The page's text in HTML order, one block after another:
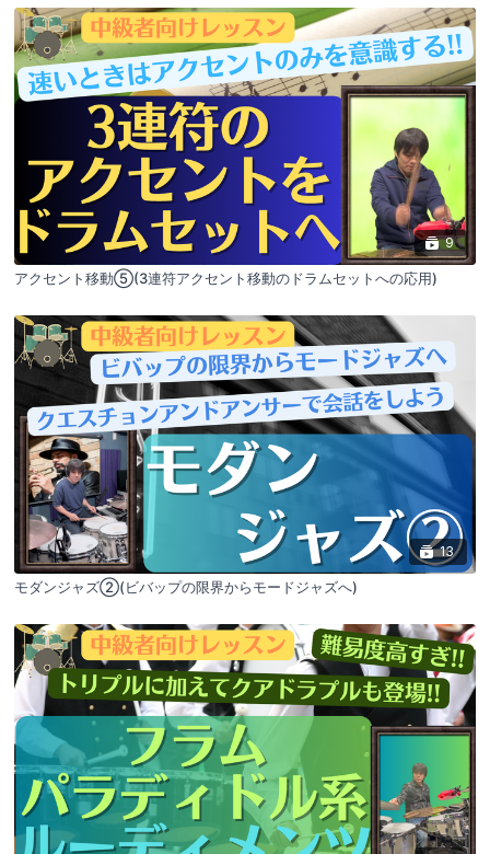
9
アクセント移動⑤(3連符アクセント移動のドラムセットへの応用)
13
モダンジャズ②(ビバップの限界からモードジャズへ)